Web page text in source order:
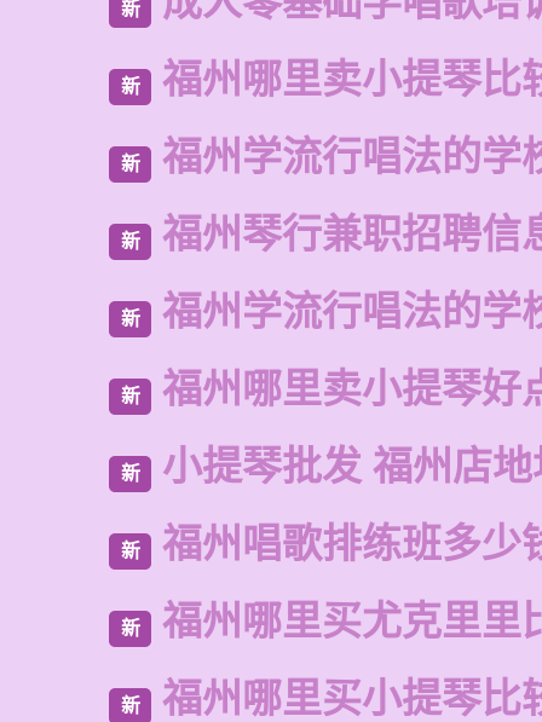
新
新 福州哪里卖小提琴比
新 福州学流行唱法的学
新 福州琴行兼职招聘信
新 福州学流行唱法的学
新 福州哪里卖小提琴好
新 小提琴批发 福州店地
新 福州唱歌排练班多少
新 福州哪里买尤克里里
新 福州哪里买小提琴比